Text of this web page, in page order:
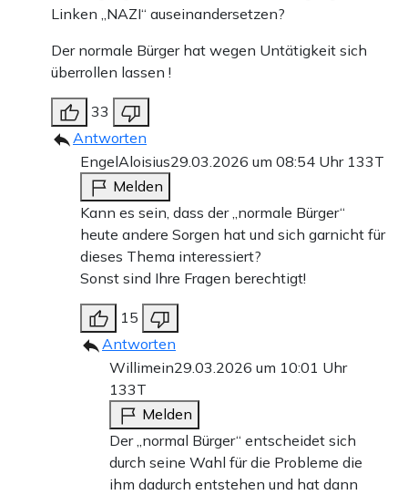
Linken „NAZI“ auseinandersetzen?
Der normale Bürger hat wegen Untätigkeit sich
überrollen lassen !
33
Antworten
EngelAloisius29.03.2026 um 08:54 Uhr 133T
Melden
Kann es sein, dass der „normale Bürger“
heute andere Sorgen hat und sich garnicht für
dieses Thema interessiert?
Sonst sind Ihre Fragen berechtigt!
15
Antworten
Willimein29.03.2026 um 10:01 Uhr
133T
Melden
Der „normal Bürger“ entscheidet sich
durch seine Wahl für die Probleme die
ihm dadurch entstehen und hat dann